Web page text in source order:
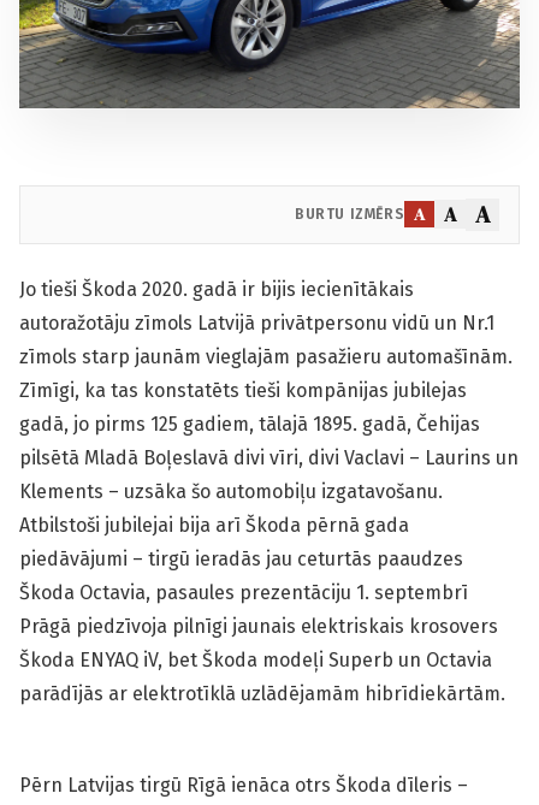
BURTU IZMĒRS A A A
Jo tieši Škoda 2020. gadā ir bijis iecienītākais
autoražotāju zīmols Latvijā privātpersonu vidū un Nr.1
zīmols starp jaunām vieglajām pasažieru automašīnām.
Zīmīgi, ka tas konstatēts tieši kompānijas jubilejas
gadā, jo pirms 125 gadiem, tālajā 1895. gadā, Čehijas
pilsētā Mladā Boļeslavā divi vīri, divi Vaclavi – Laurins un
Klements – uzsāka šo automobiļu izgatavošanu.
Atbilstoši jubilejai bija arī Škoda pērnā gada
piedāvājumi – tirgū ieradās jau ceturtās paaudzes
Škoda Octavia, pasaules prezentāciju 1. septembrī
Prāgā piedzīvoja pilnīgi jaunais elektriskais krosovers
Škoda ENYAQ iV, bet Škoda modeļi Superb un Octavia
parādījās ar elektrotīklā uzlādējamām hibrīdiekārtām.
Pērn Latvijas tirgū Rīgā ienāca otrs Škoda dīleris –